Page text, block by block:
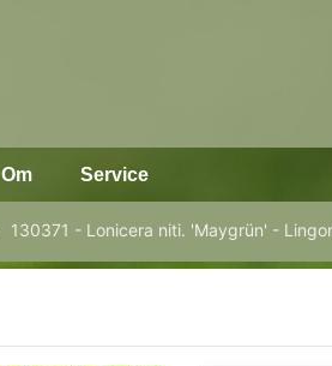
Om Service
130371 - Lonicera niti. 'Maygrün' -